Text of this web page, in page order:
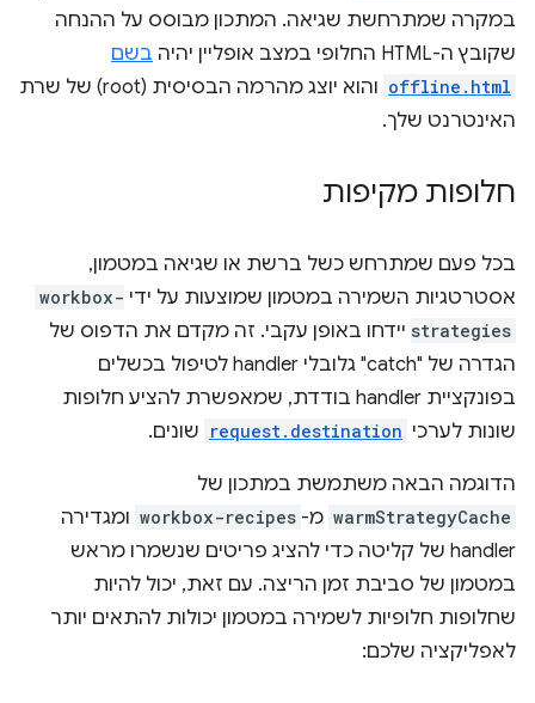
במקרה שמתרחשת שגיאה. המתכון מבוסס על ההנחה
שקובץ ה-HTML החלופי במצב אופליין יהיה
בשם
offline.html
והוא יוצג מהרמה הבסיסית (root) של שרת
האינטרנט שלך.
חלופות מקיפות
בכל פעם שמתרחש כשל ברשת או שגיאה במטמון,
אסטרטגיות השמירה במטמון שמוצעות על ידי workbox-
strategies יידחו באופן עקבי. זה מקדם את הדפוס של
הגדרה של "catch" גלובלי handler לטיפול בכשלים
בפונקציית handler בודדת, שמאפשרת להציע חלופות
שונות לערכי request.destination שונים.
הדוגמה הבאה משתמשת במתכון של
warmStrategyCache מ- workbox-recipes ומגדירה
handler של קליטה כדי להציג פריטים שנשמרו מראש
במטמון של סביבת זמן הריצה. עם זאת, יכול להיות
שחלופות חלופיות לשמירה במטמון יכולות להתאים יותר
לאפליקציה שלכם: